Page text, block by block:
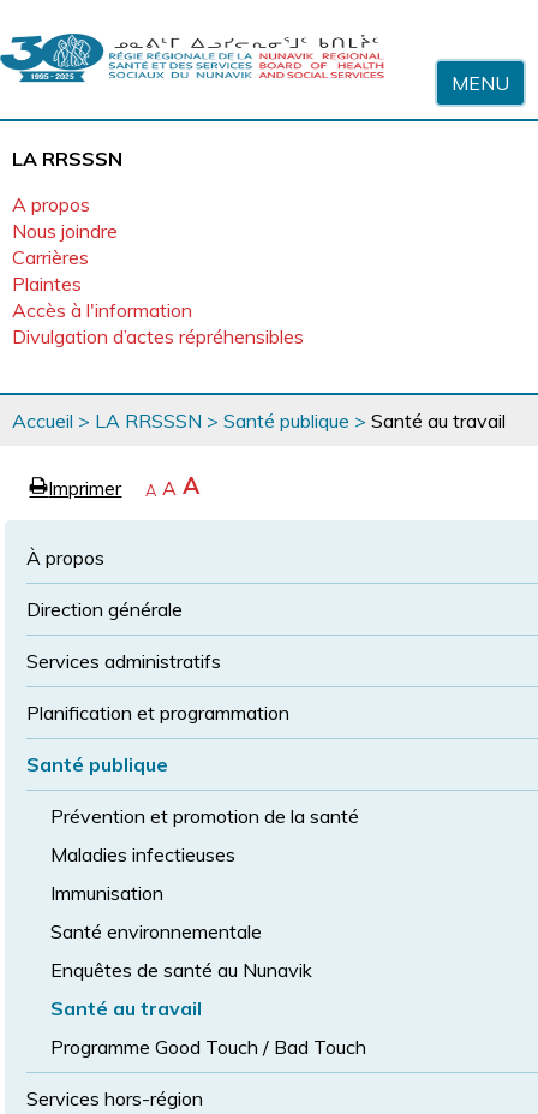
MENU
LA RRSSSN
A propos
Nous joindre
Carrières
Plaintes
Accès à l'information
Divulgation d’actes répréhensibles
Vous
êtes
Accueil > LA RRSSSN > Santé publique > Santé au travail
eImprimerpageRétrécir
A Revenir
à
police
A Agrandir
la
A
À propos
Direction générale
Services administratifs
Planification et programmation
Santé publique
Prévention et promotion de la santé
Maladies infectieuses
Immunisation
Santé environnementale
Enquêtes de santé au Nunavik
Santé au travail
Programme Good Touch / Bad Touch
Services hors-région